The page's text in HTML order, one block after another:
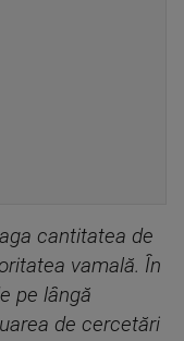
cantitatea de
vamală. În
pe lângă
de cercetări